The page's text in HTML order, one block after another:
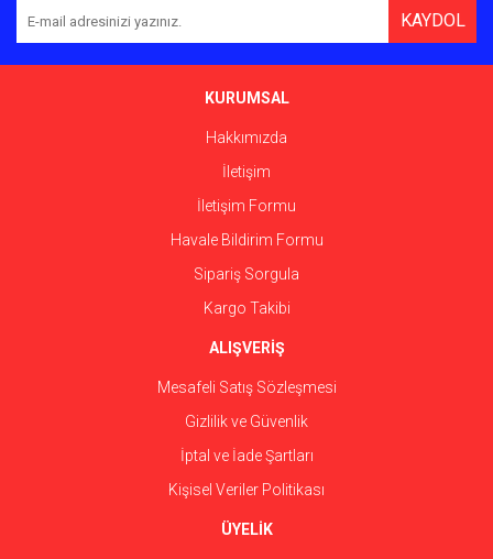
Ürün açıklamasında eksik bilgiler bulunuyor.
Ürün fiyatı diğer sitelerden daha pahalı.
Gönder
KAYDOL
KURUMSAL
Hakkımızda
İletişim
İletişim Formu
Havale Bildirim Formu
Sipariş Sorgula
Kargo Takibi
ALIŞVERİŞ
Mesafeli Satış Sözleşmesi
Gizlilik ve Güvenlik
İptal ve İade Şartları
Kişisel Veriler Politikası
ÜYELİK